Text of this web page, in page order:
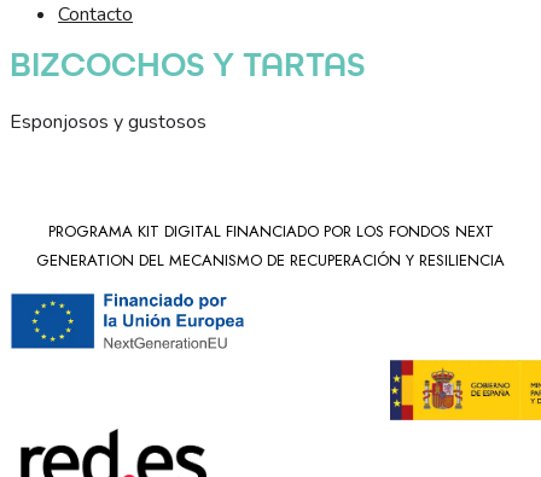
Contacto
BIZCOCHOS Y TARTAS
Esponjosos y gustosos
PROGRAMA KIT DIGITAL FINANCIADO POR LOS FONDOS NEXT
GENERATION DEL MECANISMO DE RECUPERACIÓN Y RESILIENCIA